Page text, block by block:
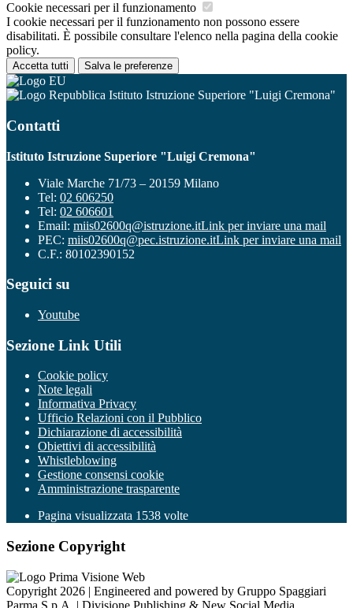
Cookie necessari per il funzionamento
I cookie necessari per il funzionamento non possono essere
disabilitati. È possibile consultare l'elenco nella pagina della cookie
policy.
Accetta tutti Salva le preferenze
Istituto Istruzione Superiore "Luigi Cremona"
Contatti
Istituto Istruzione Superiore "Luigi Cremona"
Viale Marche 71/73 – 20159 Milano
Tel: 02 606250
Tel: 02 606601
Email: miis02600q@istruzione.itLink per inviare una mail
PEC: miis02600q@pec.istruzione.itLink per inviare una mail
C.F.: 80102390152
Seguici su
Youtube
Sezione Link Utili
Cookie policy
Note legali
Informativa Privacy
Ufficio Relazioni con il Pubblico
Dichiarazione di accessibilità
Obiettivi di accessibilità
Whistleblowing
Gestione consensi cookie
Amministrazione trasparente
Pagina visualizzata 1538 volte
Sezione Copyright
Copyright 2026 | Engineered and powered by Gruppo Spaggiari
Parma S.p.A. | Divisione Publishing & New Social Media